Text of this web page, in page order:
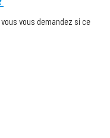
vous demandez si ce